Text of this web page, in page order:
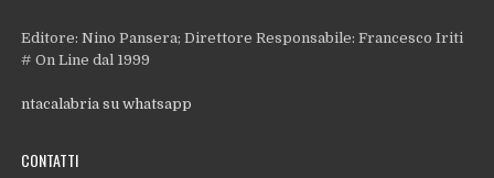
Editore: Nino Pansera; Direttore Responsabile: Francesco Iriti
# On Line dal 1999
ntacalabria su whatsapp
CONTATTI